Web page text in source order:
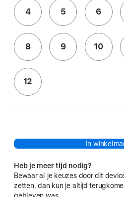
4 5 6
8 9 10
12
In
Heb je meer tijd nodig?
Bewaar al je keuzes door dit
zetten, dan kun je altijd
gebleven was.